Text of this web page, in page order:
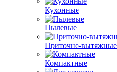
Кухонные
Пылевые
Приточно-вытяжные
Компактные